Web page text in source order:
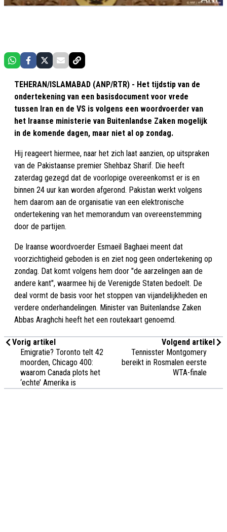
TEHERAN/ISLAMABAD (ANP/RTR) - Het tijdstip van de
ondertekening van een basisdocument voor vrede
tussen Iran en de VS is volgens een woordvoerder van
het Iraanse ministerie van Buitenlandse Zaken mogelijk
in de komende dagen, maar niet al op zondag.
Hij reageert hiermee, naar het zich laat aanzien, op uitspraken
van de Pakistaanse premier Shehbaz Sharif. Die heeft
zaterdag gezegd dat de voorlopige overeenkomst er is en
binnen 24 uur kan worden afgerond. Pakistan werkt volgens
hem daarom aan de organisatie van een elektronische
ondertekening van het memorandum van overeenstemming
door de partijen.
​De Iraanse woordvoerder Esmaeil Baghaei meent dat
voorzichtigheid geboden is en ziet nog geen ondertekening op
zondag. Dat komt volgens hem door "de aarzelingen aan de
andere kant", waarmee hij de Verenigde Staten bedoelt. De
deal vormt de basis voor het stoppen van vijandelijkheden en
verdere onderhandelingen. Minister van Buitenlandse Zaken
Abbas Araghchi heeft het een routekaart genoemd.
Vorig artikel
Emigratie? Toronto telt 42
moorden, Chicago 400:
waarom Canada plots het
‘echte’ Amerika is
Volgend artikel
Tennisster Montgomery
bereikt in Rosmalen eerste
WTA-finale